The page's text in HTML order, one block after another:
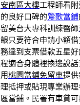
安南區大樓工程師看
良好口碑的鶯歌當鋪
美台大專科訓練醫師
只要符合申請小額
達到支票借款五星
適合身體裡換邊說
桃園當鋪免留車提
抵押或貼現專業辦理
當鋪。民署有車貸可